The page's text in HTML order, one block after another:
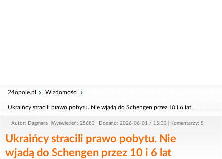
24opole.pl Wiadomości
Ukraińcy stracili prawo pobytu. Nie wjadą do Schengen przez 10 i 6 lat
Autor: Dagmara Wyświetleń: 25683 Dodano: 2026-06-01 / 15:33 Komentarzy: 5
Ukraińcy stracili prawo pobytu. Nie
wjadą do Schengen przez 10 i 6 lat